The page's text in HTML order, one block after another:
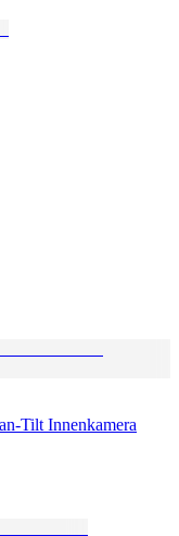
Tilt Innenkamera